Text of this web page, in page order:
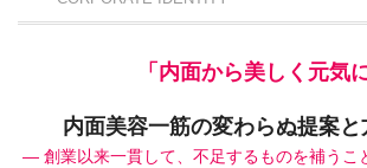
「内面から美しく元気に
内面美容一筋の変わらぬ提案と
― 創業以来一貫して、不足するものを補うこ